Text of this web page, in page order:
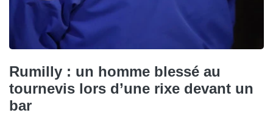
Rumilly : un homme blessé au
tournevis lors d’une rixe devant un
bar